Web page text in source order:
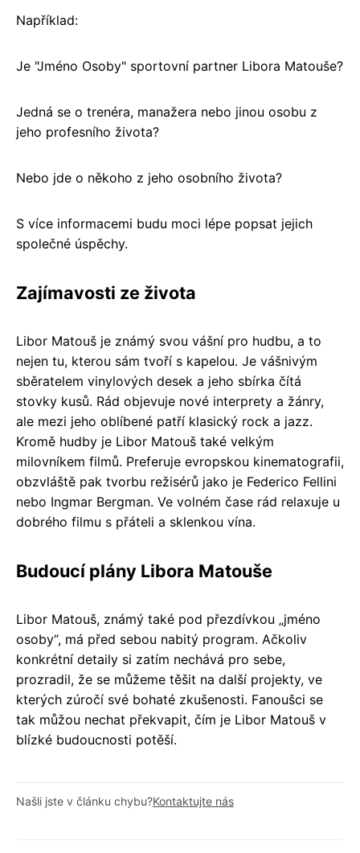
Například:
Je "Jméno Osoby" sportovní partner Libora Matouše?
Jedná se o trenéra, manažera nebo jinou osobu z
jeho profesního života?
Nebo jde o někoho z jeho osobního života?
S více informacemi budu moci lépe popsat jejich
společné úspěchy.
Zajímavosti ze života
Libor Matouš je známý svou vášní pro hudbu, a to
nejen tu, kterou sám tvoří s kapelou. Je vášnivým
sběratelem vinylových desek a jeho sbírka čítá
stovky kusů. Rád objevuje nové interprety a žánry,
ale mezi jeho oblíbené patří klasický rock a jazz.
Kromě hudby je Libor Matouš také velkým
milovníkem filmů. Preferuje evropskou kinematografii,
obzvláště pak tvorbu režisérů jako je Federico Fellini
nebo Ingmar Bergman. Ve volném čase rád relaxuje u
dobrého filmu s přáteli a sklenkou vína.
Budoucí plány Libora Matouše
Libor Matouš, známý také pod přezdívkou „jméno
osoby“, má před sebou nabitý program. Ačkoliv
konkrétní detaily si zatím nechává pro sebe,
prozradil, že se můžeme těšit na další projekty, ve
kterých zúročí své bohaté zkušenosti. Fanoušci se
tak můžou nechat překvapit, čím je Libor Matouš v
blízké budoucnosti potěší.
Našli jste v článku chybu?Kontaktujte nás